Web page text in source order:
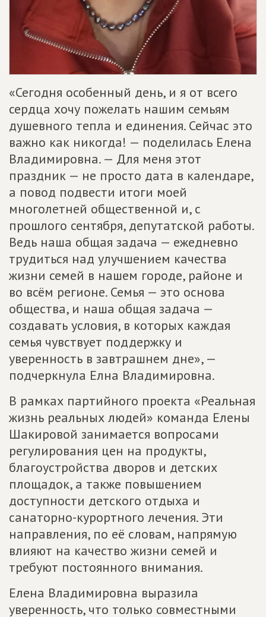
«Сегодня особенный день, и я от всего
сердца хочу пожелать нашим семьям
душевного тепла и единения. Сейчас это
важно как никогда! — поделилась Елена
Владимировна. — Для меня этот
праздник — не просто дата в календаре,
а повод подвести итоги моей
многолетней общественной и, с
прошлого сентября, депутатской работы.
Ведь наша общая задача — ежедневно
трудиться над улучшением качества
жизни семей в нашем городе, районе и
во всём регионе. Семья — это основа
общества, и наша общая задача —
создавать условия, в которых каждая
семья чувствует поддержку и
уверенность в завтрашнем дне», —
подчеркнула Елна Владимировна.
В рамках партийного проекта «Реальная
жизнь реальных людей» команда Елены
Шакировой занимается вопросами
регулирования цен на продукты,
благоустройства дворов и детских
площадок, а также повышением
доступности детского отдыха и
санаторно-курортного лечения. Эти
направления, по её словам, напрямую
влияют на качество жизни семей и
требуют постоянного внимания.
Елена Владимировна выразила
уверенность, что только совместными